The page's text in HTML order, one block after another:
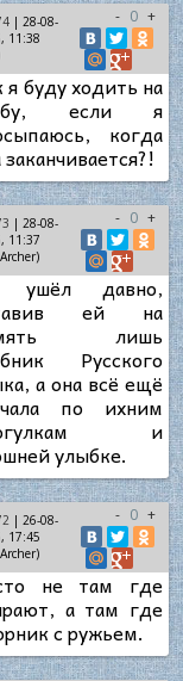
| 28-08-
11:38
- 0 +
я буду ходить на
если я
когда
| 28-08-
11:37
- 0 +
ушёл давно,
ей на
лишь
Русского
а она всё ещё
по ихним
и
улыбке.
| 26-08-
17:45
- 0 +
не там где
а там где
с ружьем.